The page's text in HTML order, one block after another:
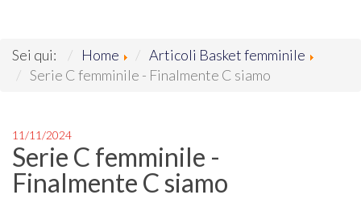
Sei qui: Home
Articoli Basket femminile
Serie C femminile - Finalmente C siamo
11/11/2024
Serie C femminile -
Finalmente C siamo